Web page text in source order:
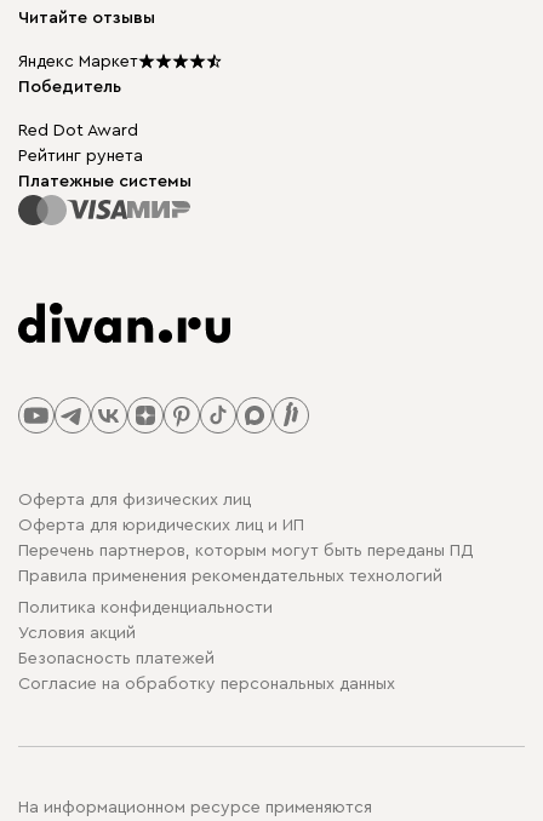
Карьера
Подарочные сертификаты
Мы в прессе
Столы и стулья
Читайте отзывы
Яндекс Маркет
Победитель
Red Dot Award
Рейтинг рунета
Платежные системы
Оферта для физических лиц
Оферта для юридических лиц и ИП
Перечень партнеров, которым могут быть переданы ПД
Правила применения рекомендательных технологий
Политика конфиденциальности
Условия акций
Безопасность платежей
Cогласие на обработку персональных данных
На информационном ресурсе применяются